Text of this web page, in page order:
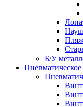
Б/У